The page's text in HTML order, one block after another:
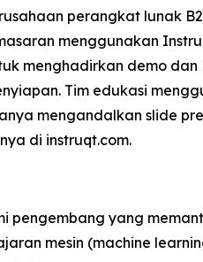
perangkat lunak
menggunakan
menghadirkan demo
Tim edukasi
mengandalkan slide
di instruqt.com.
yang
mesin (machine